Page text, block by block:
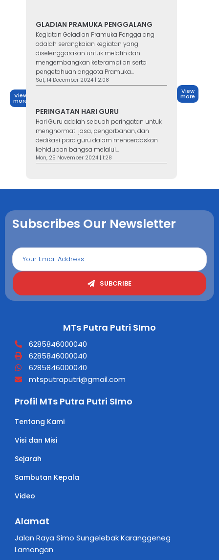
View
more
GLADIAN PRAMUKA PENGGALANG
Kegiatan Geladian Pramuka Penggalang
adalah serangkaian kegiatan yang
diselenggarakan untuk melatih dan
mengembangkan keterampilan serta
pengetahuan anggota Pramuka...
Sat, 14 December 2024 | 2:08
PERINGATAN HARI GURU
Hari Guru adalah sebuah peringatan untuk
menghormati jasa, pengorbanan, dan
dedikasi para guru dalam mencerdaskan
kehidupan bangsa melalui...
Mon, 25 November 2024 | 1:28
View
more
Subscribes Our Newsletter
SUBCRIBE
MTs Putra Putri SImo
6285846000040
6285846000040
6285846000040
mtsputraputri@gmail.com
Profil MTs Putra Putri SImo
Tentang Kami
Visi dan Misi
Sejarah
Sambutan Kepala
Video
Alamat
Jalan Raya Simo Sungelebak Karanggeneg
Lamongan